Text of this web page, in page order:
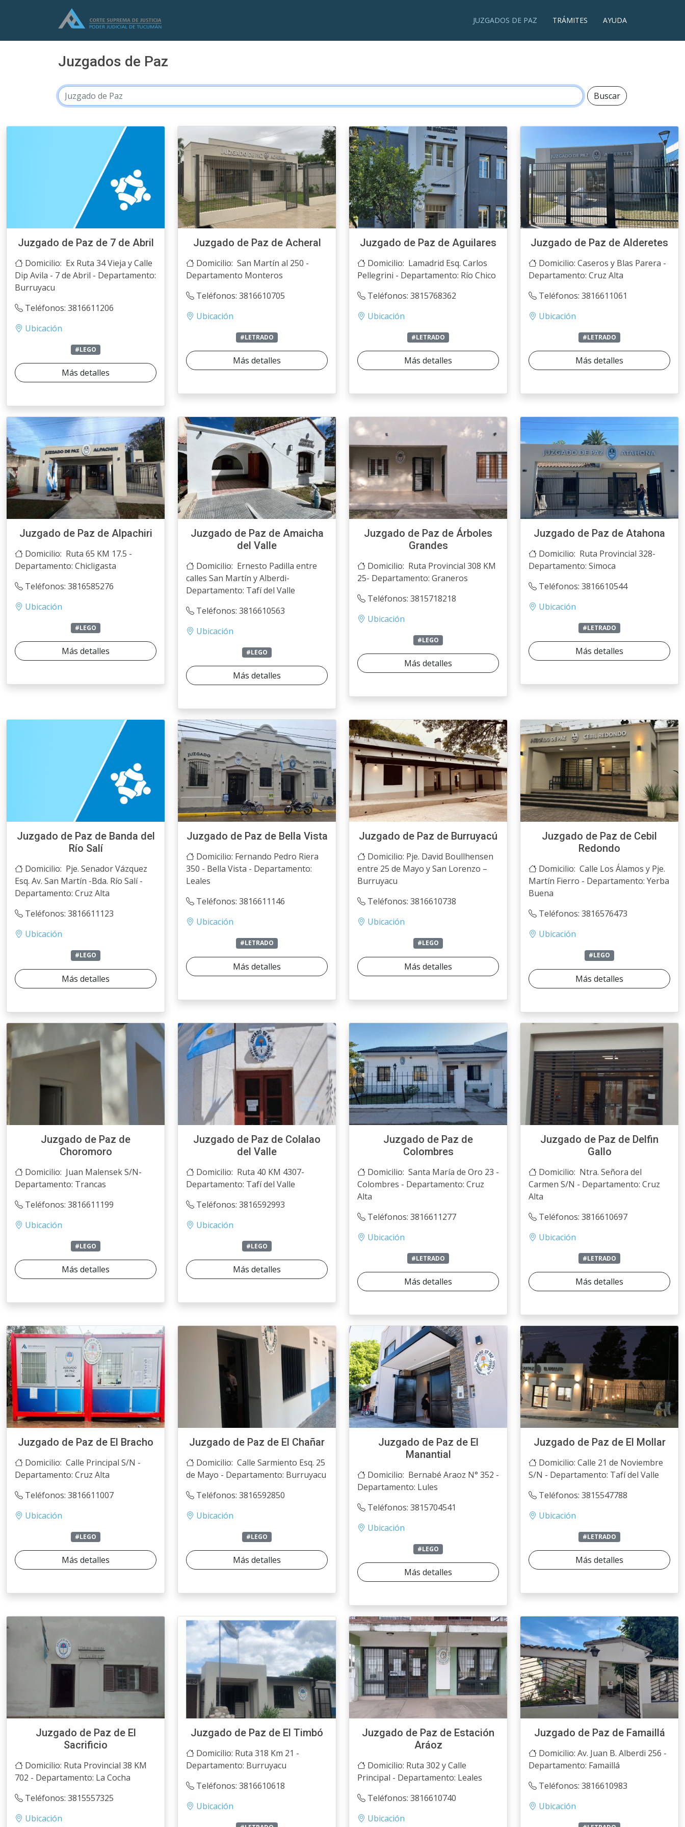
JUZGADOS DE PAZ TRÁMITES AYUDA
Juzgados de Paz
Buscar
Juzgado de Paz de 7 de Abril
Domicilio: Ex Ruta 34 Vieja y Calle
Dip Avila - 7 de Abril - Departamento:
Burruyacu
Teléfonos: 3816611206
Ubicación
#LEGO
Más detalles
Juzgado de Paz de Acheral
Domicilio: San Martín al 250 -
Departamento Monteros
Teléfonos: 3816610705
Ubicación
#LETRADO
Más detalles
Juzgado de Paz de Aguilares
Domicilio: Lamadrid Esq. Carlos
Pellegrini - Departamento: Río Chico
Teléfonos: 3815768362
Ubicación
#LETRADO
Más detalles
Juzgado de Paz de Alderetes
Domicilio: Caseros y Blas Parera -
Departamento: Cruz Alta
Teléfonos: 3816611061
Ubicación
#LETRADO
Más detalles
Juzgado de Paz de Alpachiri
Domicilio: Ruta 65 KM 17.5 -
Departamento: Chicligasta
Teléfonos: 3816585276
Ubicación
#LEGO
Más detalles
Juzgado de Paz de Amaicha
del Valle
Domicilio: Ernesto Padilla entre
calles San Martín y Alberdi-
Departamento: Tafí del Valle
Teléfonos: 3816610563
Ubicación
#LEGO
Más detalles
Juzgado de Paz de Árboles
Grandes
Domicilio: Ruta Provincial 308 KM
25- Departamento: Graneros
Teléfonos: 3815718218
Ubicación
#LEGO
Más detalles
Juzgado de Paz de Atahona
Domicilio: Ruta Provincial 328-
Departamento: Simoca
Teléfonos: 3816610544
Ubicación
#LETRADO
Más detalles
Juzgado de Paz de Banda del
Río Salí
Domicilio: Pje. Senador Vázquez
Esq. Av. San Martín -Bda. Río Salí -
Departamento: Cruz Alta
Teléfonos: 3816611123
Ubicación
#LEGO
Más detalles
Juzgado de Paz de Bella Vista
Domicilio: Fernando Pedro Riera
350 - Bella Vista - Departamento:
Leales
Teléfonos: 3816611146
Ubicación
#LETRADO
Más detalles
Juzgado de Paz de Burruyacú
Domicilio: Pje. David Boullhensen
entre 25 de Mayo y San Lorenzo –
Burruyacu
Teléfonos: 3816610738
Ubicación
#LEGO
Más detalles
Juzgado de Paz de Cebil
Redondo
Domicilio: Calle Los Álamos y Pje.
Martín Fierro - Departamento: Yerba
Buena
Teléfonos: 3816576473
Ubicación
#LEGO
Más detalles
Juzgado de Paz de
Choromoro
Domicilio: Juan Malensek S/N-
Departamento: Trancas
Teléfonos: 3816611199
Ubicación
#LEGO
Más detalles
Juzgado de Paz de Colalao
del Valle
Domicilio: Ruta 40 KM 4307-
Departamento: Tafí del Valle
Teléfonos: 3816592993
Ubicación
#LEGO
Más detalles
Juzgado de Paz de
Colombres
Domicilio: Santa María de Oro 23 -
Colombres - Departamento: Cruz
Alta
Teléfonos: 3816611277
Ubicación
#LETRADO
Más detalles
Juzgado de Paz de Delfin
Gallo
Domicilio: Ntra. Señora del
Carmen S/N - Departamento: Cruz
Alta
Teléfonos: 3816610697
Ubicación
#LETRADO
Más detalles
Juzgado de Paz de El Bracho
Domicilio: Calle Principal S/N -
Departamento: Cruz Alta
Teléfonos: 3816611007
Ubicación
#LEGO
Más detalles
Juzgado de Paz de El Chañar
Domicilio: Calle Sarmiento Esq. 25
de Mayo - Departamento: Burruyacu
Teléfonos: 3816592850
Ubicación
#LEGO
Más detalles
Juzgado de Paz de El
Manantial
Domicilio: Bernabé Araoz N° 352 -
Departamento: Lules
Teléfonos: 3815704541
Ubicación
#LEGO
Más detalles
Juzgado de Paz de El Mollar
Domicilio: Calle 21 de Noviembre
S/N - Departamento: Tafí del Valle
Teléfonos: 3815547788
Ubicación
#LETRADO
Más detalles
Juzgado de Paz de El
Sacrificio
Domicilio: Ruta Provincial 38 KM
702 - Departamento: La Cocha
Teléfonos: 3815557325
Ubicación
Juzgado de Paz de El Timbó
Domicilio: Ruta 318 Km 21 -
Departamento: Burruyacu
Teléfonos: 3816610618
Ubicación
Juzgado de Paz de Estación
Aráoz
Domicilio: Ruta 302 y Calle
Principal - Departamento: Leales
Teléfonos: 3816610740
Ubicación
Juzgado de Paz de Famaillá
Domicilio: Av. Juan B. Alberdi 256 -
Departamento: Famaillá
Teléfonos: 3816610983
Ubicación